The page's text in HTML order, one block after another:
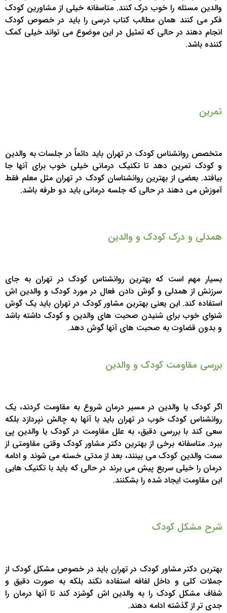
والدین مسئله را خوب درک کنند. متاسفانه خیلی از مشاورین کودک
فکر می کنند همان مطالب کتاب درسی را باید در خصوص کودک
انجام دهند در حالی که تمثیل در این موضوع می تواند خیلی کمک
کننده باشد.
تمرین
متخصص روانشناس کودک در تهران باید دائماً در جلسات به والدین
و کودک تمرین دهد تا تکنیک درمانی خیلی خوب برای آنها جا
بیافتد. بعضی از بهترین روانشناسان کودک در تهران مثل معلم فقط
آموزش می دهند در حالی که جلسه درمانی باید دو طرفه باشد.
همدلی و درک کودک و والدین
بسیار مهم است که بهترین روانشناس کودک در تهران به جای
سرزنش از همدلی و گوش دادن فعال در مورد کودک و والدین اش
استفاده کند. این یعنی بهترین مشاور کودک در تهران باید یک گوش
شنوای خوب برای شنیدن صحبت های والدین و کودک داشته باشد
و بدون قضاوت به صحبت های آنها گوش دهد.
بررسی مقاومت کودک و والدین
اگر کودک یا والدین در مسیر درمان شروع به مقاومت کردند، یک
روانشناس کودک خوب در تهران باید با آنها به چالش نپردازد بلکه
سعی کند با بررسی دقیق، به علل مقاومت در کودک یا والدین پی
ببرد. متاسفانه برخی از بهترین دکتر مشاور کودک وقتی مقاومتی از
سمت والدین کودک می بینند، بعد از مدتی خسته می شوند و ادامه
درمان را خیلی سریع پیش می برند در حالی که باید با تکنیک هایی
این مقاومت ایجاد شده را بشکنند.
شرح مشکل کودک
بهترین دکتر مشاور کودک در تهران باید در خصوص مشکل کودک از
جملات کلی و داخل لفافه استفاده نکند بلکه به صورت دقیق و
شفاف مشکل کودک را به والدین اش گوشزد کند تا آنها درمان را
جدی تر از گذشته ادامه دهند.